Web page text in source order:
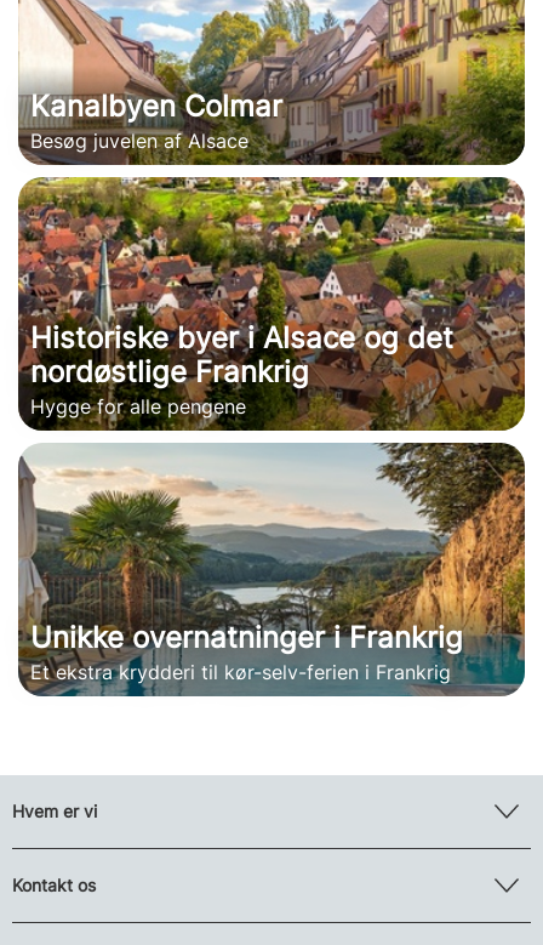
Kanalbyen Colmar
Besøg juvelen af Alsace
Historiske byer i Alsace og det
nordøstlige Frankrig
Hygge for alle pengene
Unikke overnatninger i Frankrig
Et ekstra krydderi til kør-selv-ferien i Frankrig
Hvem er vi
Kontakt os